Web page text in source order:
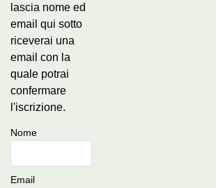
lascia nome ed
email qui sotto
riceverai una
email con la
quale potrai
confermare
l'iscrizione.
Nome
Email